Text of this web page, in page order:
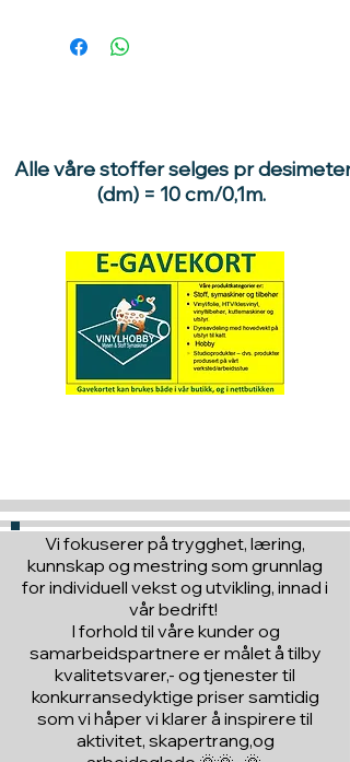
varer vi har kommet over som er
ekte retro, dvs de er produsert før
være preget av langvarig lagring,
f.eks med fargeendring på ett stoff
eller støv. Ved testing har
støvranden forsvunnet ved vask.
Alle våre stoffer selges pr desimeter
(dm) = 10 cm/0,1m.
Vi fokuserer på trygghet, læring,
kunnskap og mestring som grunnlag
for individuell vekst og utvikling, innad i
vår bedrift!
I forhold til våre kunder og
samarbeidspartnere er målet å tilby
kvalitetsvarer,- og tjenester til
konkurransedyktige priser samtidig
som vi håper vi klarer å inspirere til
aktivitet, skapertrang,og